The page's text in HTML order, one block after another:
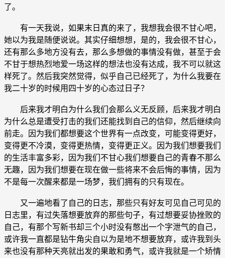
了。
有一天我说，如果末日真的来了，我想我会很不甘心吧，
她以为我是随便说说。其实仔细想想，是的，我会很不甘心，
还有那么多地方没有去，那么多想做的事情没有做，甚至于会
不甘于想热烈地爱一场这样的想法也没有达成，我不可以就这
样死了。然后我突然觉得，似乎自己已经死了，为什么我要在
我二十岁的时候用四十岁的心态过日子？
后来我才明白为什么我们会那么义无反顾，后来我才明白
为什么总是遭受打击的我们还能找到自己的信仰，然后继续向
前走。因为我们都想要这个世界有一点改变，可能变得更好，
变得更不冷漠，变得更热情，变得更正义。因为我们想要我们
的生活丰富多彩，因为我们不甘心我们想要自己的青春不那么
无趣，因为我们想要在现在做一些将来不会后悔的事情，因为
不是每一次醒来都是一场梦，我们拥有的只有现在。
又一遍地看了自己的日志，那些只有好友可见自己可见的
日志里，有过失落想要放弃的那些句子，有过想要妥协挫败的
自己，有那个写新书却三个小时没有憋出一个字泄气的自己，
或许我一直都是钻牛角尖自以为是地不想要放弃，或许我到头
来也没有那种天亮就出发的果敢和勇气，或许我就是一个矫情